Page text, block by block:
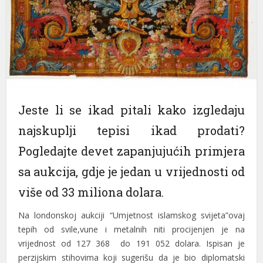
panel
panel
panel
panel
panel
panel
panel
panel
panel
Jeste li se ikad pitali kako izgledaju
najskuplji tepisi ikad prodati?
Pogledajte devet zapanjujućih primjera
sa aukcija, gdje je jedan u vrijednosti od
više od 33 miliona dolara.
Na londonskoj aukciji “Umjetnost islamskog svijeta”ovaj
tepih od svile,vune i metalnih niti procijenjen je na
vrijednost od 127 368 do 191 052 dolara. Ispisan je
perzijskim stihovima koji sugerišu da je bio diplomatski